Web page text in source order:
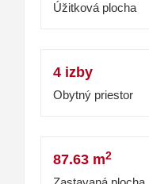
Úžitková plocha
4 izby
Obytný priestor
87.63 m2